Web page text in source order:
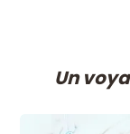
Un